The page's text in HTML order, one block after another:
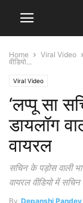
Home Viral Video
वीडियो...
Viral Video
‘लप्पू सा
डायलॉग
वायरल
सचिन के पड़ोस वाली
वायरल वीडियो में
By Depanshi Pandey